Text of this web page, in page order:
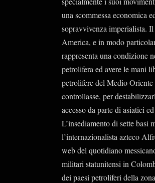
una scommessa economica
sopravvivenza imperialista.
America, e in modo
rappresenta una condizione
petrolifera ed avere le mani
petrolifere del Medio
controllasse, per
accesso da parte di asiatici
L’insediamento di sette basi
l’internazionalista azteco
web del quotidiano
militari statunitensi in
dei paesi petroliferi della